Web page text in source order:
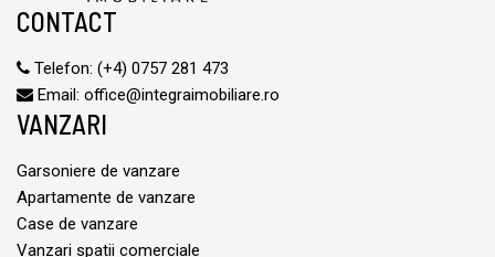
CONTACT
Telefon: (+4) 0757 281 473
Email: office@integraimobiliare.ro
VANZARI
Garsoniere de vanzare
Apartamente de vanzare
Case de vanzare
Vanzari spatii comerciale